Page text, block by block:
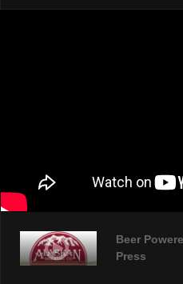
Beer
Press